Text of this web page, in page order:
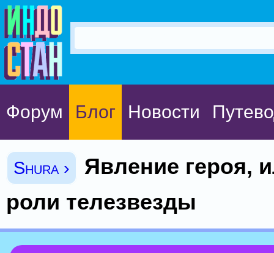
Форум Блог Новости
Shura ›
Явление героя,
роли телезвезды